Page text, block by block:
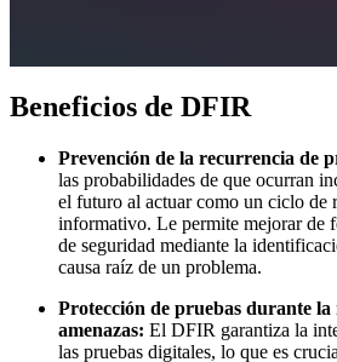
Beneficios de DFIR
Prevención de la recurrencia de
las probabilidades de que ocurran
el futuro al actuar como un ciclo de
informativo. Le permite mejorar de
de seguridad mediante la
causa raíz de un problema.
Protección de pruebas durante la
amenazas: El DFIR garantiza la
las pruebas digitales, lo que es